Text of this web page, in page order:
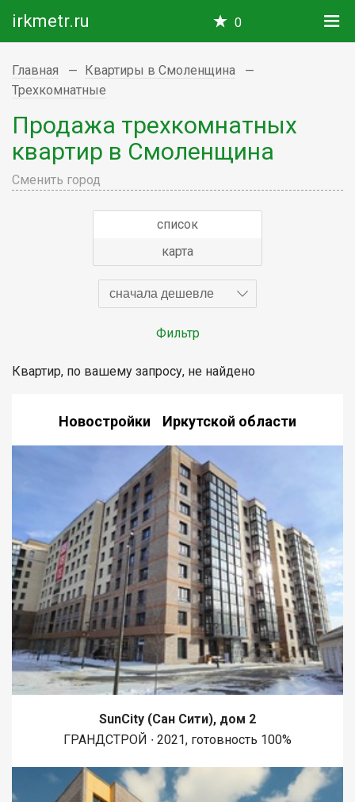
irkmetr.ru 0
Главная
Квартиры в Смоленщина
Трехкомнатные
Продажа трехкомнатных
квартир в Смоленщина
Сменить город
список
карта
сначала дешевле
Фильтр
Квартир, по вашему запросу, не найдено
Новостройки Иркутской области
SunCity (Сан Сити), дом 2
ГРАНДСТРОЙ ∙ 2021, готовность 100%